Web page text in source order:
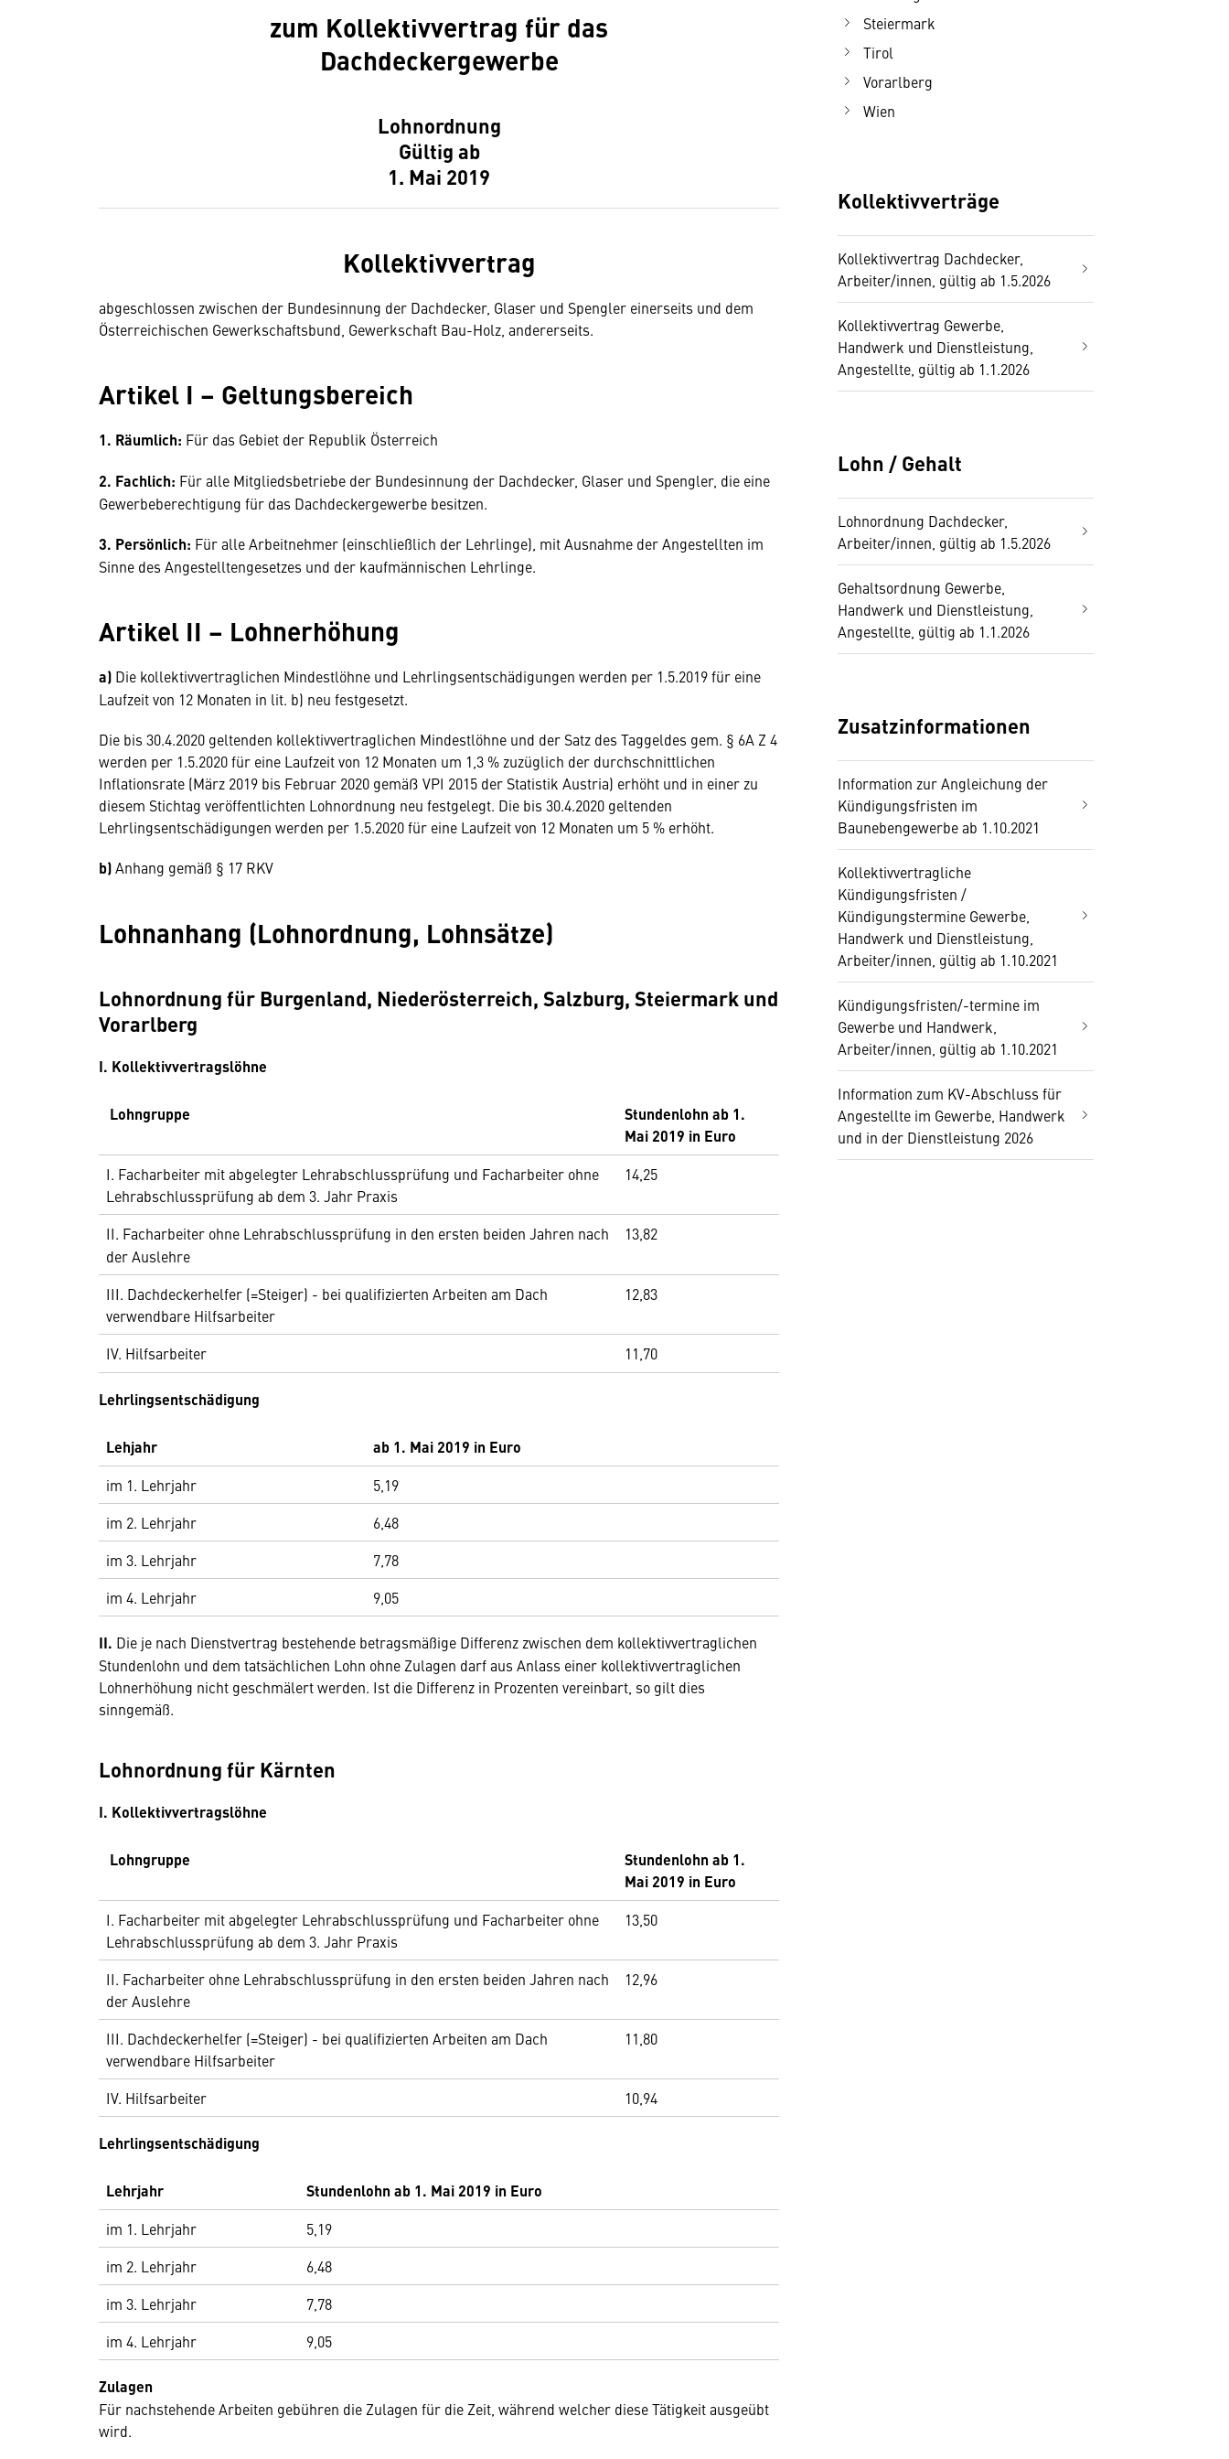
zum Kollektivvertrag für das
Dachdeckergewerbe
Lohnordnung
Gültig ab
1. Mai 2019
Kollektivvertrag
abgeschlossen zwischen der Bundesinnung der Dachdecker, Glaser und Spengler einerseits und dem
Österreichischen Gewerkschaftsbund, Gewerkschaft Bau-Holz, andererseits.
Artikel I – Geltungsbereich
1. Räumlich: Für das Gebiet der Republik Österreich
2. Fachlich: Für alle Mitgliedsbetriebe der Bundesinnung der Dachdecker, Glaser und Spengler, die eine
Gewerbeberechtigung für das Dachdeckergewerbe besitzen.
3. Persönlich: Für alle Arbeitnehmer (einschließlich der Lehrlinge), mit Ausnahme der Angestellten im
Sinne des Angestelltengesetzes und der kaufmännischen Lehrlinge.
Artikel II – Lohnerhöhung
a) Die kollektivvertraglichen Mindestlöhne und Lehrlingsentschädigungen werden per 1.5.2019 für eine
Laufzeit von 12 Monaten in lit. b) neu festgesetzt.
Die bis 30.4.2020 geltenden kollektivvertraglichen Mindestlöhne und der Satz des Taggeldes gem. § 6A Z 4
werden per 1.5.2020 für eine Laufzeit von 12 Monaten um 1,3 % zuzüglich der durchschnittlichen
Inflationsrate (März 2019 bis Februar 2020 gemäß VPI 2015 der Statistik Austria) erhöht und in einer zu
diesem Stichtag veröffentlichten Lohnordnung neu festgelegt. Die bis 30.4.2020 geltenden
Lehrlingsentschädigungen werden per 1.5.2020 für eine Laufzeit von 12 Monaten um 5 % erhöht.
b)Anhang gemäß § 17 RKV
Lohnanhang (Lohnordnung, Lohnsätze)
Lohnordnung für Burgenland, Niederösterreich, Salzburg, Steiermark und
Vorarlberg
I. Kollektivvertragslöhne
Lohngruppe
Stundenlohn ab 1.
Mai 2019 in Euro
I. Facharbeiter mit abgelegter Lehrabschlussprüfung und Facharbeiter ohne
Lehrabschlussprüfung ab dem 3. Jahr Praxis
14,25
II. Facharbeiter ohne Lehrabschlussprüfung in den ersten beiden Jahren nach
der Auslehre
13,82
III. Dachdeckerhelfer (=Steiger) - bei qualifizierten Arbeiten am Dach
verwendbare Hilfsarbeiter
12,83
IV. Hilfsarbeiter 11,70
Lehrlingsentschädigung
Lehjahr ab 1. Mai 2019 in Euro
im 1. Lehrjahr
5,19
im 2. Lehrjahr
6,48
im 3. Lehrjahr
7,78
im 4. Lehrjahr
9,05
II. Die je nach Dienstvertrag bestehende betragsmäßige Differenz zwischen dem kollektivvertraglichen
Stundenlohn und dem tatsächlichen Lohn ohne Zulagen darf aus Anlass einer kollektivvertraglichen
Lohnerhöhung nicht geschmälert werden. Ist die Differenz in Prozenten vereinbart, so gilt dies
sinngemäß.
Lohnordnung für Kärnten
I. Kollektivvertragslöhne
Lohngruppe
Stundenlohn ab 1.
Mai 2019 in Euro
I. Facharbeiter mit abgelegter Lehrabschlussprüfung und Facharbeiter ohne
Lehrabschlussprüfung ab dem 3. Jahr Praxis
13,50
II. Facharbeiter ohne Lehrabschlussprüfung in den ersten beiden Jahren nach
der Auslehre
12,96
III. Dachdeckerhelfer (=Steiger) - bei qualifizierten Arbeiten am Dach
verwendbare Hilfsarbeiter
11,80
IV. Hilfsarbeiter 10,94
Lehrlingsentschädigung
Lehrjahr Stundenlohn ab 1. Mai 2019 in Euro
im 1. Lehrjahr
5,19
im 2. Lehrjahr
6,48
im 3. Lehrjahr
7,78
im 4. Lehrjahr
9,05
Zulagen
Für nachstehende Arbeiten gebühren die Zulagen für die Zeit, während welcher diese Tätigkeit ausgeübt
wird.
Steiermark
Tirol
Vorarlberg
Wien
Kollektivverträge
Kollektivvertrag Dachdecker,
Arbeiter/innen, gültig ab 1.5.2026
Kollektivvertrag Gewerbe,
Handwerk und Dienstleistung,
Angestellte, gültig ab 1.1.2026
Lohn / Gehalt
Lohnordnung Dachdecker,
Arbeiter/innen, gültig ab 1.5.2026
Gehaltsordnung Gewerbe,
Handwerk und Dienstleistung,
Angestellte, gültig ab 1.1.2026
Zusatzinformationen
Information zur Angleichung der
Kündigungsfristen im
Baunebengewerbe ab 1.10.2021
Kollektivvertragliche
Kündigungsfristen /
Kündigungstermine Gewerbe,
Handwerk und Dienstleistung,
Arbeiter/innen, gültig ab 1.10.2021
Kündigungsfristen/-termine im
Gewerbe und Handwerk,
Arbeiter/innen, gültig ab 1.10.2021
Information zum KV-Abschluss für
Angestellte im Gewerbe, Handwerk
und in der Dienstleistung 2026